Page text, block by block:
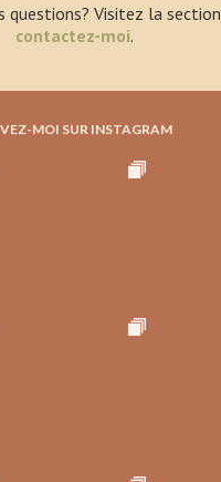
questions? Visitez la section
contactez-moi.
MOI SUR INSTAGRAM